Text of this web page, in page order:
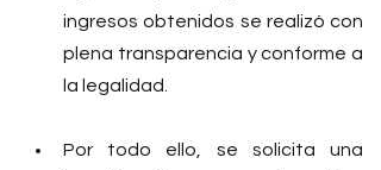
ingresos obtenidos se realizó con
plena transparencia y conforme a
la legalidad.
Por todo ello, se solicita una